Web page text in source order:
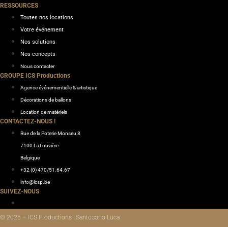
RESSOURCES
Toutes nos locations
Votre événement
Nos solutions
Nos concepts
Nous contacter
GROUPE ICS Productions
Agence événementielle & artistique
Décorations de ballons
Location de matériels
CONTACTEZ-NOUS !
Rue de la Poterie Monseu 8
7100 La Louvière
Belgique
+32 (0) 470/51.64.67
info@icsp.be
SUIVEZ-NOUS
© 2025 – ICS Productions | Santocono Luca